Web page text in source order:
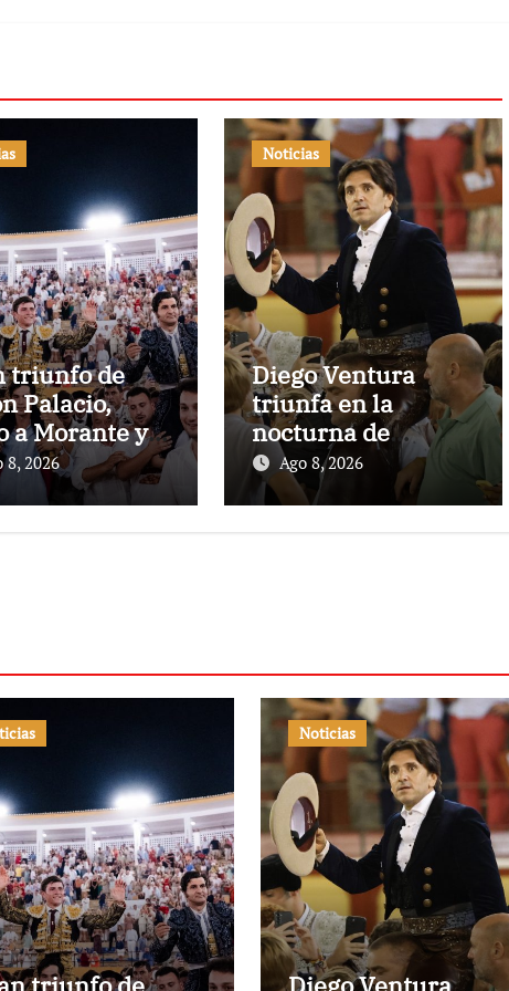
triunfo de
Palacio,
a Morante y
en
8, 2026
Noticias
Diego Ventura
triunfa en la
nocturna de
rejones de El
Puerto
Ago 8, 2026
Noticias